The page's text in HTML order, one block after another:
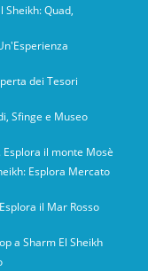
Sheikh: Quad,
dei Tesori
Sfinge e Museo
il monte Mosè
Esplora Mercato
il Mar Rosso
a Sharm El Sheikh